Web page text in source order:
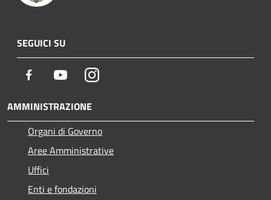
SEGUICI SU
Facebook YoutubeInstagram
AMMINISTRAZIONE
Organi di Governo
Aree Amministrative
Uffici
Enti e fondazioni